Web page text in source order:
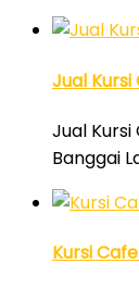
Jual Kursi
Jual
Banggai
Kursi